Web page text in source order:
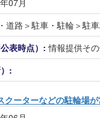
07月
道路＞駐車・駐輪＞駐
表時点）:情報提供そ
:
クーターなどの駐輪場